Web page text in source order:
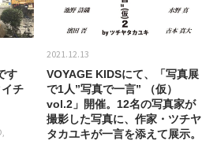
す
チ
2021.12.13
VOYAGE KIDSにて、「写真展
で1人”写真で一言” （仮）
vol.2」開催。12名の写真家が
撮影した写真に、作家・ツチヤ
タカユキが一言を添えて展示。